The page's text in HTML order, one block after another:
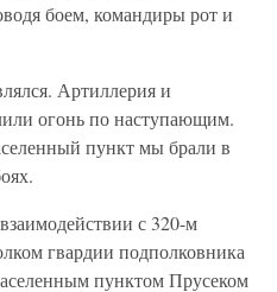
боем, командиры рот и
Артиллерия и
огонь по наступающим.
пункт мы брали в
с 320-м
гвардии подполковника
пунктом Прусеком